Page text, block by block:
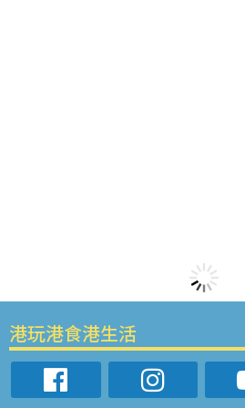
港玩港食港生活